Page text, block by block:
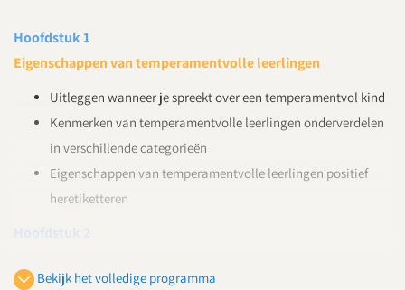
Hoofdstuk 1
Eigenschappen van temperamentvolle leerlingen
Uitleggen wanneer je spreekt over een temperamentvol kind
Kenmerken van temperamentvolle leerlingen onderverdelen
in verschillende categorieën
Eigenschappen van temperamentvolle leerlingen positief
heretiketteren
Hoofdstuk 2
Bekijk het volledige programma